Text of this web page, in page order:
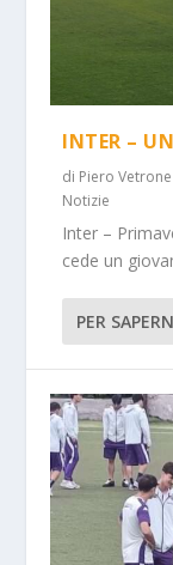
INTER –
di Piero Vetrone
Notizie
Inter –
cede un
PER